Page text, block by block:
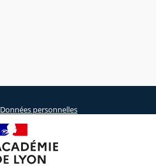
Données personnelles